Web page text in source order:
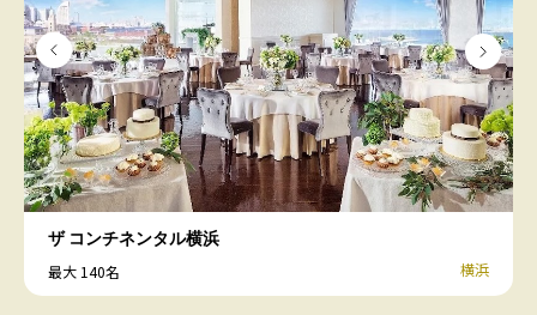
ザ コンチネンタル横浜
最大 140名 横浜